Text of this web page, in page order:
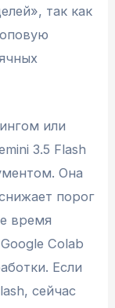
так как
или
3.5 Flash
Она
порог
время
Colab
Если
сейчас